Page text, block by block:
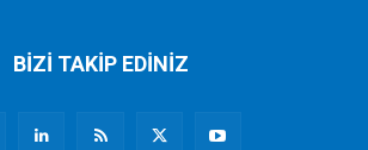
BİZİ TAKİP EDİNİZ